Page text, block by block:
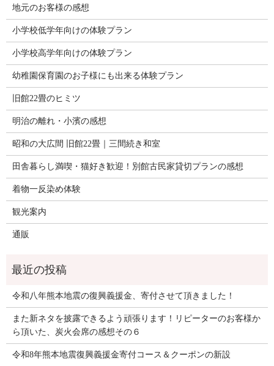
地元のお客様の感想
小学校低学年向けの体験プラン
小学校高学年向けの体験プラン
幼稚園保育園のお子様にも出来る体験プラン
旧館22畳のヒミツ
明治の離れ・小濱の感想
昭和の大広間 旧館22畳｜三間続き和室
田舎暮らし満喫・猫好き歓迎！別館古民家貸切プランの感想
着物一反染め体験
観光案内
通販
令和八年熊本地震の復興義援金、寄付させて頂きました！
また新ネタを披露できるよう頑張ります！リピーターのお客様か
ら頂いた、炭火会席の感想その６
令和8年熊本地震復興義援金寄付コース＆クーポンの新設